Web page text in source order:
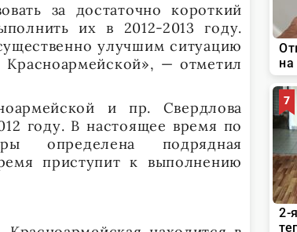
за достаточно короткий
их в 2012-2013 году.
улучшим ситуацию
— отметил
и пр. Свердлова
году. В настоящее время по
определена подрядная
приступит к выполнению